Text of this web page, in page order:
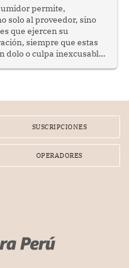
permite,
solo al proveedor, sino
que ejercen su
siempre que estas
dolo o culpa inexcusable
meet and greet con
SUSCRIPCIONES
OPERADORES